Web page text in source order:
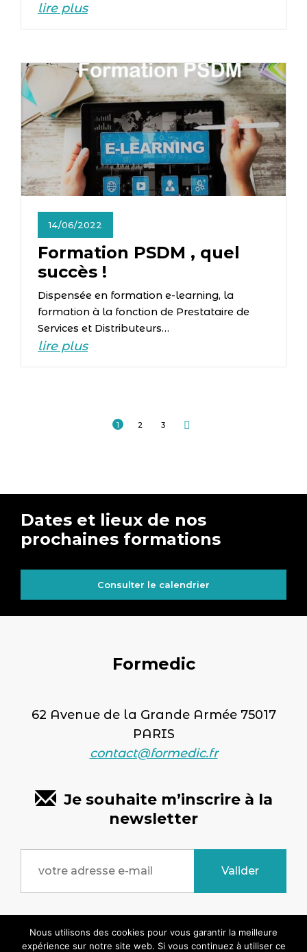
lire plus
14/06/2022
Formation PSDM , quel
succès !
Dispensée en formation e-learning, la
formation à la fonction de Prestataire de
Services et Distributeurs…
lire plus
1 2 3
Dates et lieux de nos
prochaines formations
Consulter le calendrier
Formedic
62 Avenue de la Grande Armée 75017
PARIS
contact@formedic.fr
Je souhaite m’inscrire à la
newsletter
Copyright © 2026 formedic.fr - Tous droits
réservés. Site réalisé par SYMEDIANE
Nous utilisons des cookies pour vous garantir la meilleure
expérience sur notre site web. Si vous continuez à utiliser ce